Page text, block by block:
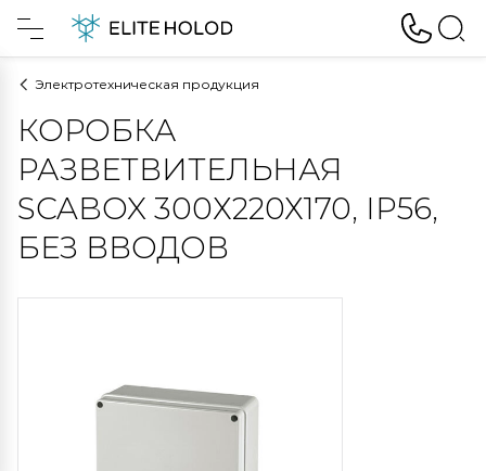
Электротехническая продукция
КОРОБКА
РАЗВЕТВИТЕЛЬНАЯ
SCABOX 300Х220Х170, IP56,
БЕЗ ВВОДОВ